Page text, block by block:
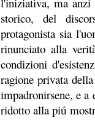
storico, del
protagonista sia
rinunciato alla
condizioni
ragione privata
impadronirsene, e
ridotto alla piú